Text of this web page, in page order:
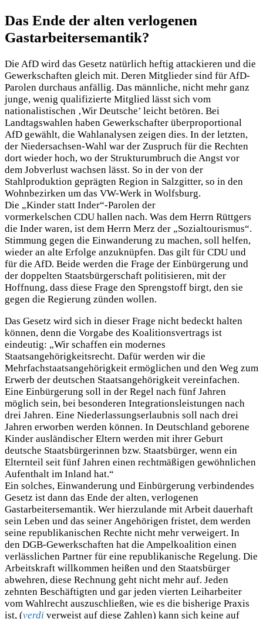
Das Ende der alten verlogenen
Gastarbeitersemantik?
Die AfD wird das Gesetz natürlich heftig attackieren und die
Gewerkschaften gleich mit. Deren Mitglieder sind für AfD-
Parolen durchaus anfällig. Das männliche, nicht mehr ganz
junge, wenig qualifizierte Mitglied lässt sich vom
nationalistischen ‚Wir Deutsche’ leicht betören. Bei
Landtagswahlen haben Gewerkschafter überproportional
AfD gewählt, die Wahlanalysen zeigen dies. In der letzten,
der Niedersachsen-Wahl war der Zuspruch für die Rechten
dort wieder hoch, wo der Strukturumbruch die Angst vor
dem Jobverlust wachsen lässt. So in der von der
Stahlproduktion geprägten Region in Salzgitter, so in den
Wohnbezirken um das VW-Werk in Wolfsburg.
Die „Kinder statt Inder“-Parolen der
vormerkelschen CDU hallen nach. Was dem Herrn Rüttgers
die Inder waren, ist dem Herrn Merz der „Sozialtourismus“.
Stimmung gegen die Einwanderung zu machen, soll helfen,
wieder an alte Erfolge anzuknüpfen. Das gilt für CDU und
für die AfD. Beide werden die Frage der Einbürgerung und
der doppelten Staatsbürgerschaft politisieren, mit der
Hoffnung, dass diese Frage den Sprengstoff birgt, den sie
gegen die Regierung zünden wollen.
Das Gesetz wird sich in dieser Frage nicht bedeckt halten
können, denn die Vorgabe des Koalitionsvertrags ist
eindeutig: „Wir schaffen ein modernes
Staatsangehörigkeitsrecht. Dafür werden wir die
Mehrfachstaatsangehörigkeit ermöglichen und den Weg zum
Erwerb der deutschen Staatsangehörigkeit vereinfachen.
Eine Einbürgerung soll in der Regel nach fünf Jahren
möglich sein, bei besonderen Integrationsleistungen nach
drei Jahren. Eine Niederlassungserlaubnis soll nach drei
Jahren erworben werden können. In Deutschland geborene
Kinder ausländischer Eltern werden mit ihrer Geburt
deutsche Staatsbürgerinnen bzw. Staatsbürger, wenn ein
Elternteil seit fünf Jahren einen rechtmäßigen gewöhnlichen
Aufenthalt im Inland hat.“
Ein solches, Einwanderung und Einbürgerung verbindendes
Gesetz ist dann das Ende der alten, verlogenen
Gastarbeitersemantik. Wer hierzulande mit Arbeit dauerhaft
sein Leben und das seiner Angehörigen fristet, dem werden
seine republikanischen Rechte nicht mehr verweigert. In
den DGB-Gewerkschaften hat die Ampelkoalition einen
verlässlichen Partner für eine republikanische Regelung. Die
Arbeitskraft willkommen heißen und den Staatsbürger
abwehren, diese Rechnung geht nicht mehr auf. Jeden
zehnten Beschäftigten und gar jeden vierten Leiharbeiter
vom Wahlrecht auszuschließen, wie es die bisherige Praxis
ist, (verdi verweist auf diese Zahlen) kann sich keine auf